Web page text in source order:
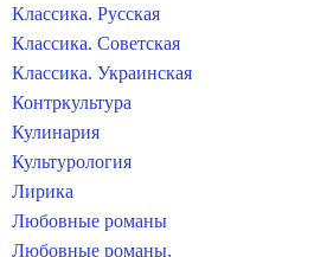
Классика. Русская
Классика. Советская
Классика. Украинская
Контркультура
Кулинария
Культурология
Лирика
Любовные романы
Любовные романы.